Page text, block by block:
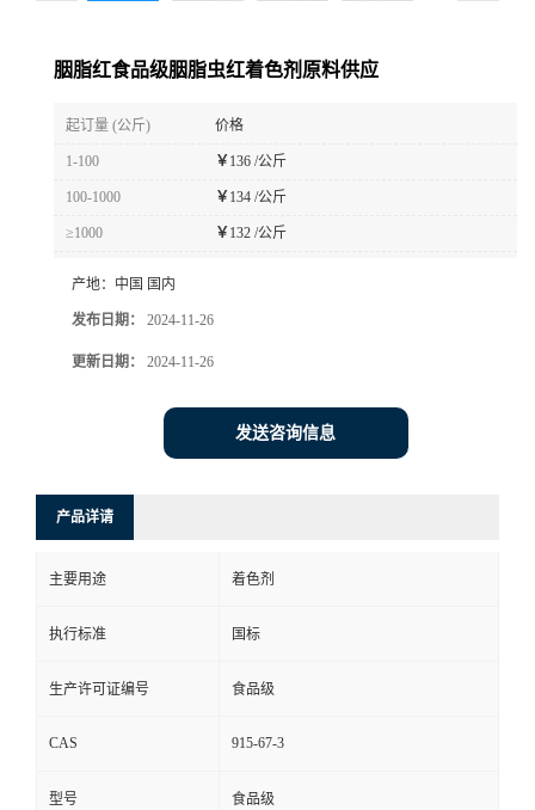
胭脂红食品级胭脂虫红着色剂原料供应
起订量 (公斤) 价格
1-100 ￥ 136 /公斤
100-1000 ￥ 134 /公斤
≥1000 ￥ 132 /公斤
产地： 中国 国内
发布日期： 2024-11-26
更新日期： 2024-11-26
发送咨询信息
产品详请
主要用途 着色剂
执行标准 国标
生产许可证编号 食品级
CAS 915-67-3
型号 食品级